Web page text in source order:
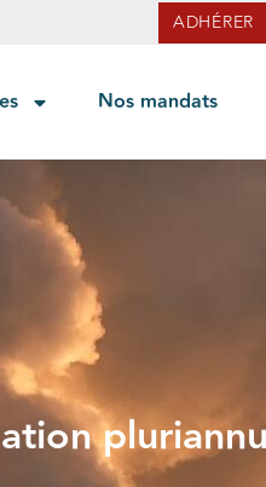
ADHÉRER
Nos mandats